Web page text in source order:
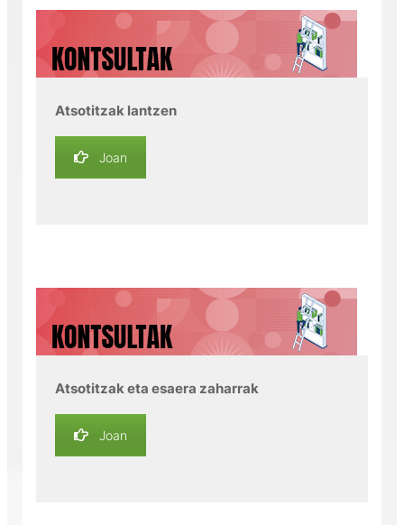
Atsotitzak lantzen
Joan
Atsotitzak eta esaera zaharrak
Joan